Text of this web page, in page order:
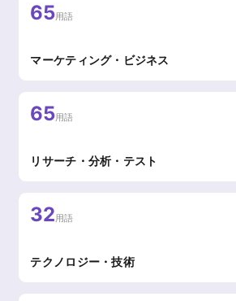
65用語
マーケティング・ビジネス
65用語
リサーチ・分析・テスト
32用語
テクノロジー・技術